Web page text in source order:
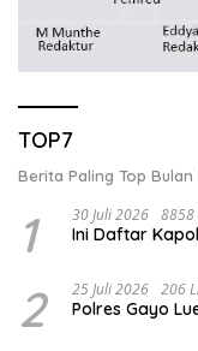
TOP7
Berita Paling Top Bulan
1 30 Juli 2026 8858
Ini Daftar
2 25 Juli 2026 206
Polres Gayo